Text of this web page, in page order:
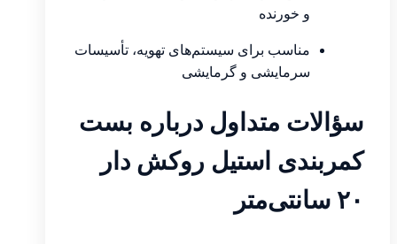
و خورنده
مناسب برای سیستم‌های تهویه، تأسیسات
سرمایشی و گرمایشی
سؤالات متداول درباره بست
کمربندی استیل روکش دار
۲۰ سانتی‌متر